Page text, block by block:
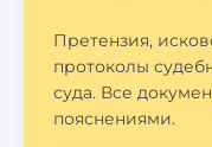
Претензия,
протоколы
суда. Все
пояснениями.